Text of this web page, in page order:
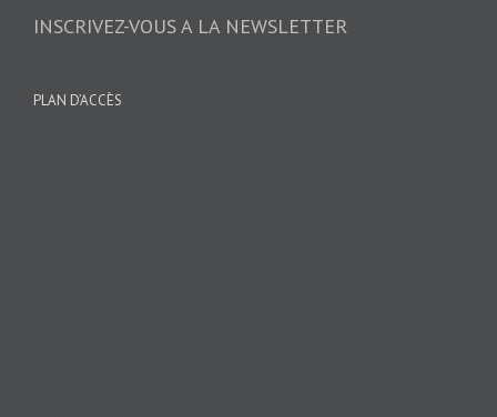
INSCRIVEZ-VOUS A LA NEWSLETTER
PLAN D’ACCÈS